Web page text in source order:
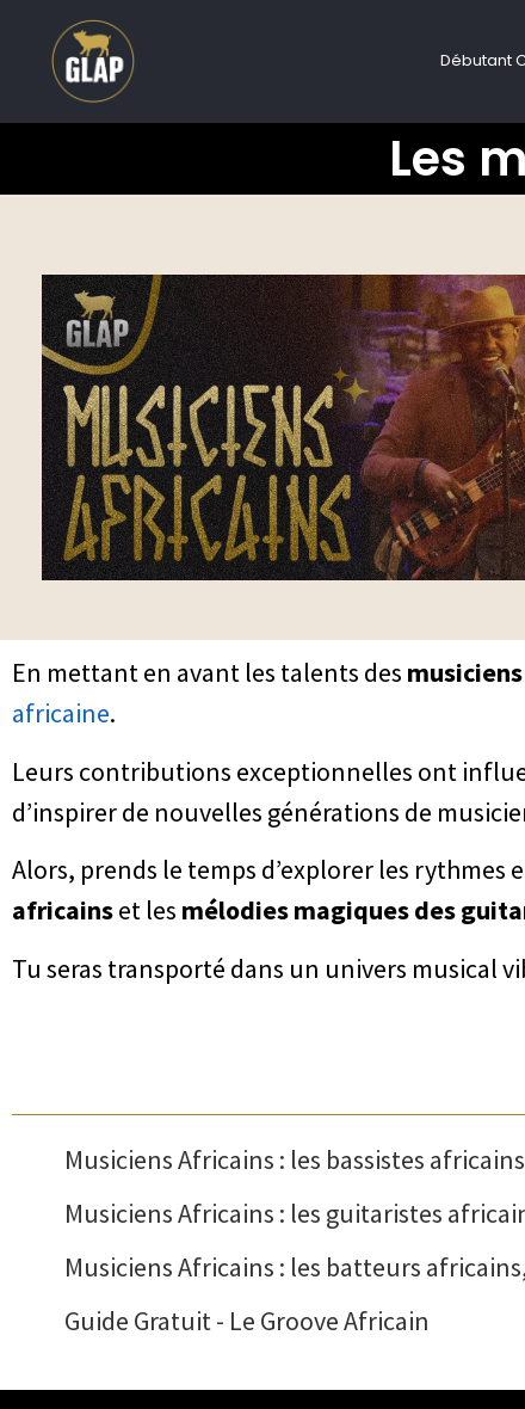
Débutant
Les
En mettant en avant les talents des
africaine.
Leurs contributions exceptionnelles ont
d’inspirer de nouvelles générations de
Alors, prends le temps d’explorer les rythmes
africainset les mélodies magiques des
Tu seras transporté dans un univers musical
Musiciens Africains : les bassistes
Musiciens Africains : les guitaristes
Musiciens Africains : les batteurs
Guide Gratuit - Le Groove Africain